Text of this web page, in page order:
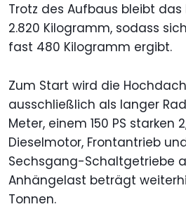
Trotz des Aufbaus bleibt
2.820 Kilogramm, sodass
fast 480 Kilogramm ergibt.
Zum Start wird die
ausschließlich als langer
Meter, einem 150 PS starken
Dieselmotor, Frontantrieb
Sechsgang-Schaltgetriebe
Anhängelast beträgt
Tonnen.